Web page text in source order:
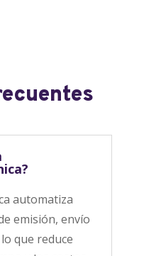
automatiza
emisión, envío
que reduce